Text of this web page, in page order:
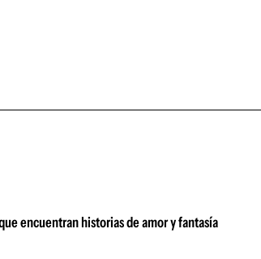
encuentran historias de amor y fantasía